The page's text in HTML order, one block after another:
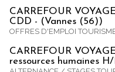
CARREFOUR
CDD - (Vannes (56))
OFFRES D'EMPLOI
CARREFOUR
ressources humaines